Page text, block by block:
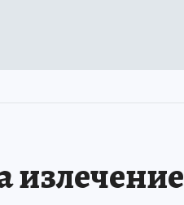
излечение